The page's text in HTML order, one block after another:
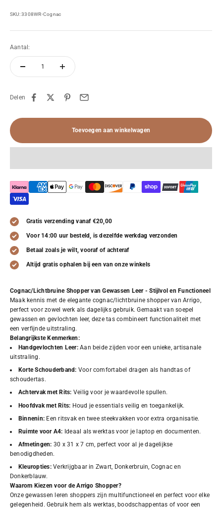
SKU: 3308WR-Cognac
Aantal:
Delen
Toevoegen aan winkelwagen
Gratis verzending vanaf €20,00
Voor 14:00 uur besteld, is dezelfde werkdag verzonden
Betaal zoals je wilt, vooraf of achteraf
Altijd gratis ophalen bij een van onze winkels
Cognac/Lichtbruine Shopper van Gewassen Leer - Stijlvol en Functioneel
Maak kennis met de elegante cognac/lichtbruine shopper van Arrigo,
perfect voor zowel werk als dagelijks gebruik. Gemaakt van soepel
gewassen en gevlochten leer, deze tas combineert functionaliteit met
een verfijnde uitstraling.
Belangrijkste Kenmerken:
Handgevlochten Leer:Aan beide zijden voor een unieke, artisanale
uitstraling.
Korte Schouderband: Voor comfortabel dragen als handtas of
schoudertas.
Achtervak met Rits: Veilig voor je waardevolle spullen.
Hoofdvak met Rits: Houd je essentials veilig en toegankelijk.
Binnenin: Een ritsvak en twee steekvakken voor extra organisatie.
Ruimte voor A4: Ideaal als werktas voor je laptop en documenten.
Afmetingen: 30 x 31 x 7 cm, perfect voor al je dagelijkse
benodigdheden.
Kleuropties:Verkrijgbaar in Zwart, Donkerbruin, Cognac en
Donkerblauw.
Waarom Kiezen voor de Arrigo Shopper?
Onze gewassen leren shoppers zijn multifunctioneel en perfect voor elke
gelegenheid. Gebruik hem als werktas, boodschappentas of voor een